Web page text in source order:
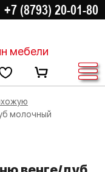
+7 (8793) 20-01-80
мебели
молочный